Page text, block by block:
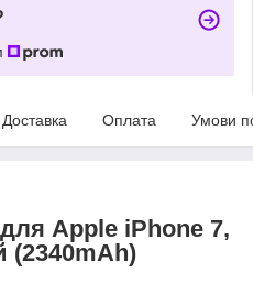
Доставка Оплата Умови
Apple iPhone 7,
(2340mAh)